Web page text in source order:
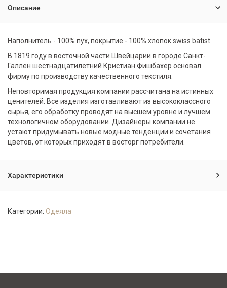
Описание
Наполнитель - 100% пух, покрытие - 100% хлопок swiss batist.
В 1819 году в восточной части Швейцарии в городе Санкт-
Галлен шестнадцатилетний Кристиан Фишбахер основал
фирму по производству качественного текстиля.
Неповторимая продукция компании рассчитана на истинных
ценителей. Все изделия изготавливают из высококлассного
сырья, его обработку проводят на высшем уровне и лучшем
технологичном оборудовании. Дизайнеры компании не
устают придумывать новые модные тенденции и сочетания
цветов, от которых приходят в восторг потребители.
Характеристики
Категории: Одеяла